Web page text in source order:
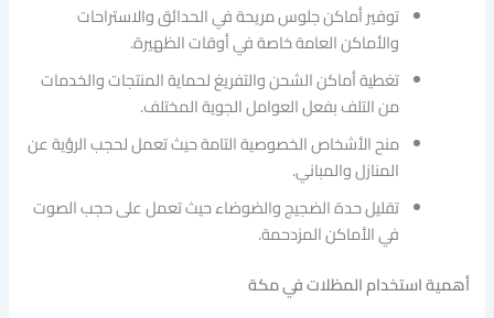
توفير أماكن جلوس مريحة في الحدائق والاستراحات
والأماكن العامة خاصة في أوقات الظهيرة.
تغطية أماكن الشحن والتفريغ لحماية المنتجات والخدمات
من التلف بفعل العوامل الجوية المختلف.
منح الأشخاص الخصوصية التامة حيث تعمل لحجب الرؤية عن
المنازل والمباني.
تقليل حدة الضجيج والضوضاء حيث تعمل على حجب الصوت
في الأماكن المزدحمة.
أهمية استخدام المظلات في مكة